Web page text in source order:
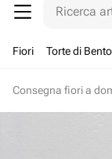
Ricerca
Fiori Torte di Bento
Consegna fiori a